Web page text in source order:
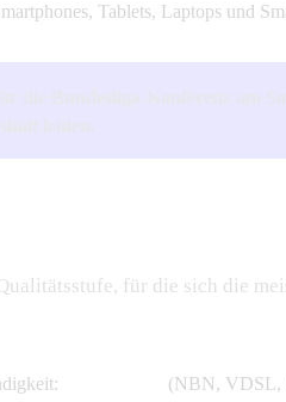
Tablets, Laptops und
für die sich die
(NBN, VDSL,